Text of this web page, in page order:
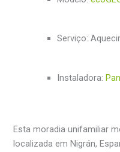
Serviço:
Instaladora:
Esta moradia unifamiliar
localizada em Nigrán,